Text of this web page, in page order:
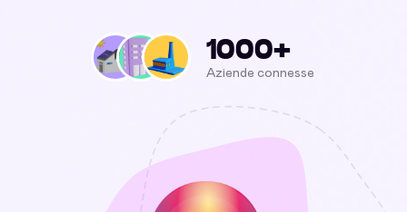
1000+
Aziende connesse